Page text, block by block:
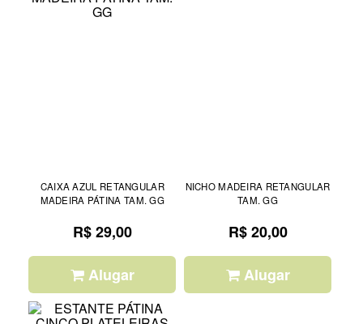
CAIXA AZUL RETANGULAR
MADEIRA PÁTINA TAM. GG
R$ 29,00
Alugar
NICHO MADEIRA RETANGULAR
TAM. GG
R$ 20,00
Alugar